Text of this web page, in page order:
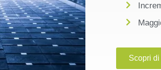
Scopri di